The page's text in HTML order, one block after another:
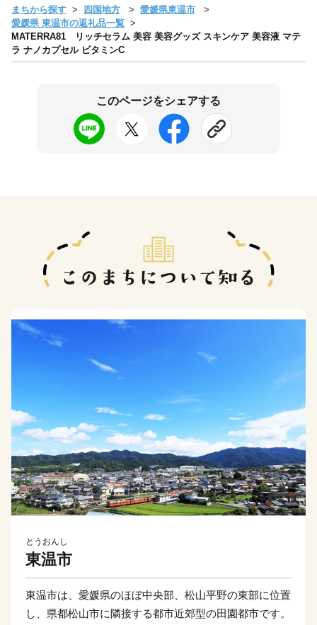
まちから探す 四国地方
愛媛県東温市
愛媛県 東温市の返礼品一覧
MATERRA81 リッチセラム 美容 美容グッズ スキンケア 美容液 マテ
ラ ナノカプセル ビタミンC
このページをシェアする
とうおんし
東温市
東温市は、愛媛県のほぼ中央部、松山平野の東部に位置
し、県都松山市に隣接する都市近郊型の田園都市です。